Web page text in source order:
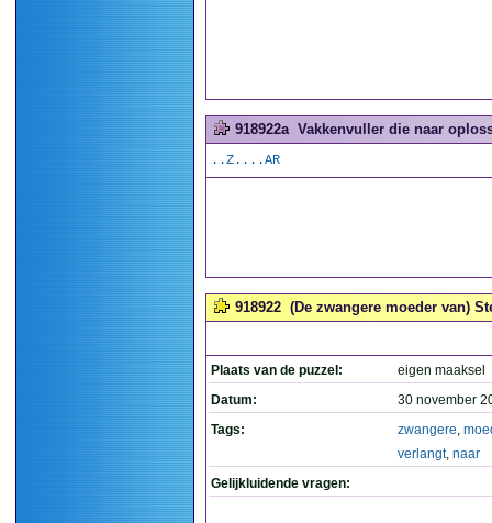
918922a Vakkenvuller die naar
..Z....AR
918922 (De zwangere moeder van)
Plaats van de puzzel:
eigen maaksel
Datum:
30 november
Tags:
zwangere,
verlangt, naar
Gelijkluidende vragen: